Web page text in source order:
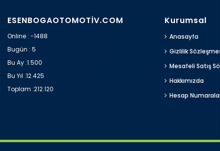
ESENBOGAOTOMOTİV.COM
Online : -1488
Bugün :5
Bu Ay :1.500
Bu Yıl :12.425
Toplam :212.120
Kurumsal
Anasayfa
Gizlilik
Mesafeli Satış
Hakkımızda
Hesap